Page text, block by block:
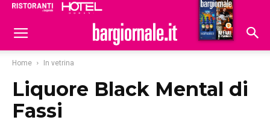
Hoteldomani
Home In vetrina
Liquore Black Mental di
Fassi